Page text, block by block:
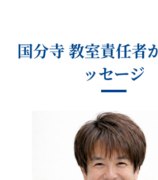
国分寺 教室責任者
ッセージ